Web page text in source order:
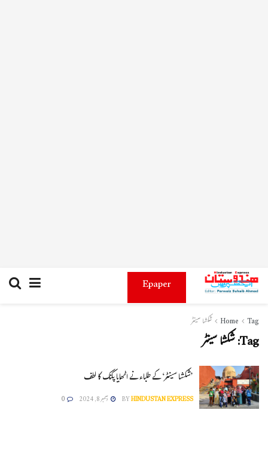
Epaper
Home Tag شکشا سینٹر
Tag:شکشا سینٹر
’شکشا سینٹر‘ کے طلباء نے اٹھایا پکنک کا لطف
BYHINDUSTAN EXPRESS دسمبر 8, 2024 0